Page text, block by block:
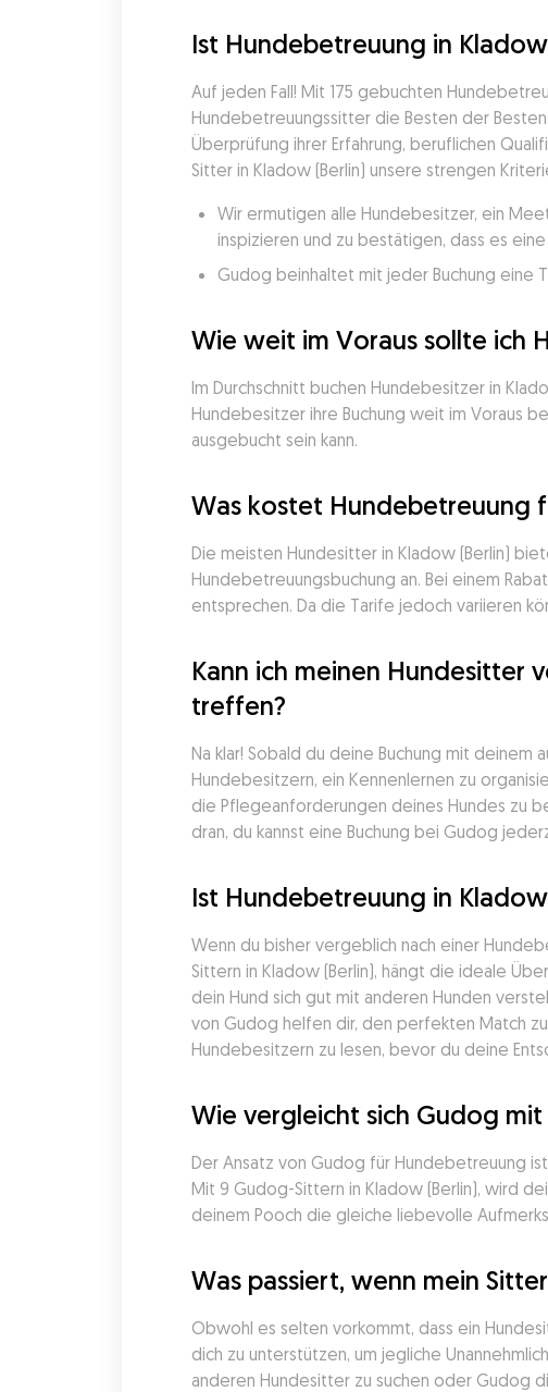
Ist Hundebetreuung in
Auf jeden Fall! Mit 175 gebuchten
Hundebetreuungssitter die Besten der
Überprüfung ihrer Erfahrung, beruflichen
Sitter in Kladow (Berlin) unsere strengen
Wir ermutigen alle Hundebesitzer, ein
inspizieren und zu bestätigen, dass es
Gudog beinhaltet mit jeder Buchung eine
Wie weit im Voraus sollte ich
Im Durchschnitt buchen Hundebesitzer in
Hundebesitzer ihre Buchung weit im Voraus
ausgebucht sein kann.
Was kostet Hundebetreuung
Die meisten Hundesitter in Kladow (Berlin)
Hundebetreuungsbuchung an. Bei einem
entsprechen. Da die Tarife jedoch variieren
Kann ich meinen Hundesitter
treffen?
Na klar! Sobald du deine Buchung mit
Hundebesitzern, ein Kennenlernen zu
die Pflegeanforderungen deines Hundes zu
dran, du kannst eine Buchung bei Gudog
Ist Hundebetreuung in
Wenn du bisher vergeblich nach einer
Sittern in Kladow (Berlin), hängt die ideale
dein Hund sich gut mit anderen Hunden
von Gudog helfen dir, den perfekten Match
Hundebesitzern zu lesen, bevor du deine
Wie vergleicht sich Gudog
Der Ansatz von Gudog für Hundebetreuung
Mit 9 Gudog-Sittern in Kladow (Berlin), wird
deinem Pooch die gleiche liebevolle
Was passiert, wenn mein
Obwohl es selten vorkommt, dass ein
dich zu unterstützen, um jegliche
anderen Hundesitter zu suchen oder Gudog